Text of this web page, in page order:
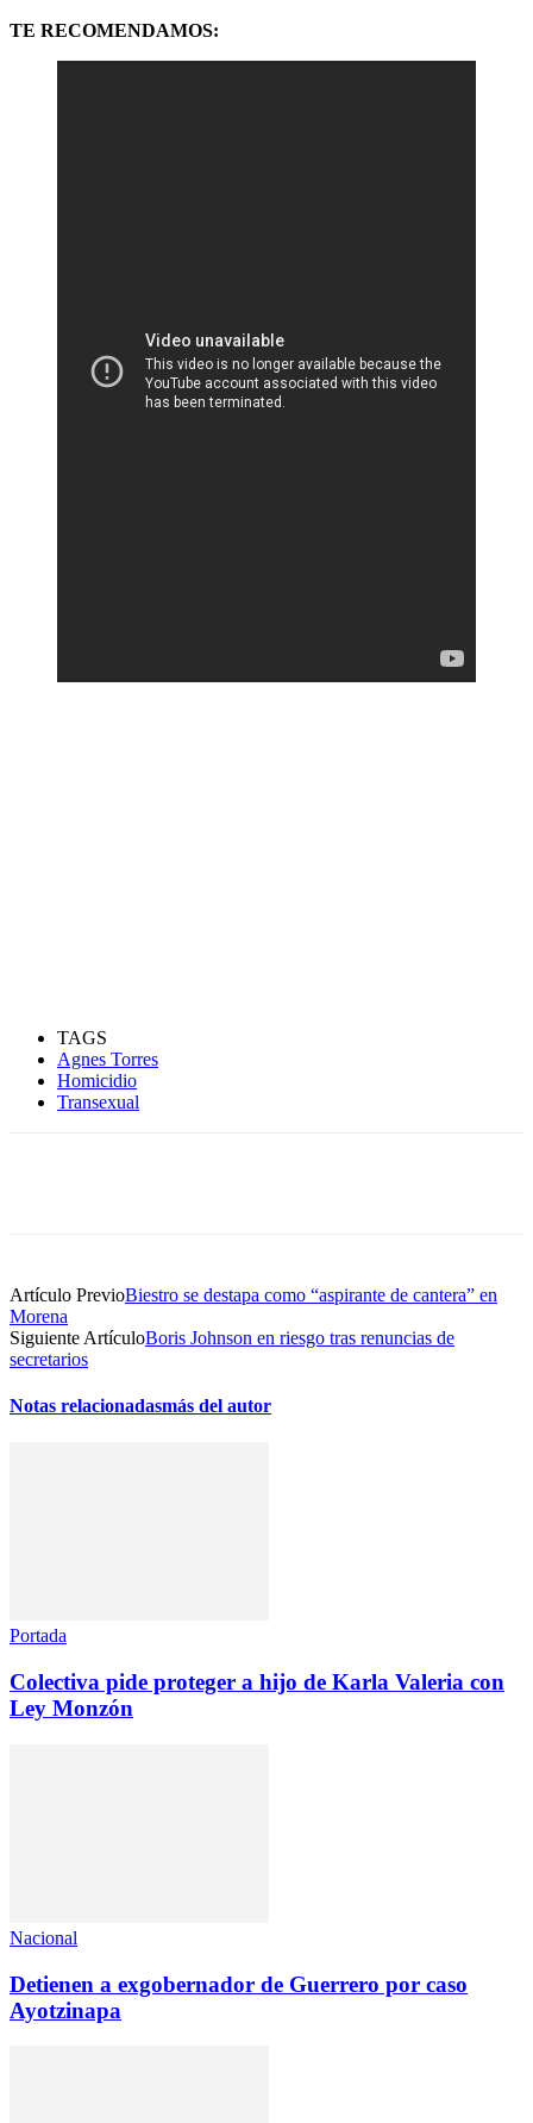
TE RECOMENDAMOS:
TAGS
Agnes Torres
Homicidio
Transexual
Artículo PrevioBiestro se destapa como “aspirante de cantera” en
Morena
Siguiente ArtículoBoris Johnson en riesgo tras renuncias de
secretarios
Notas relacionadasmás del autor
Portada
Colectiva pide proteger a hijo de Karla Valeria con
Ley Monzón
Nacional
Detienen a exgobernador de Guerrero por caso
Ayotzinapa